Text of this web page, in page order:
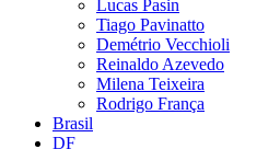
Lucas Pasin
Tiago Pavinatto
Demétrio Vecchioli
Reinaldo Azevedo
Milena Teixeira
Rodrigo França
Brasil
DF